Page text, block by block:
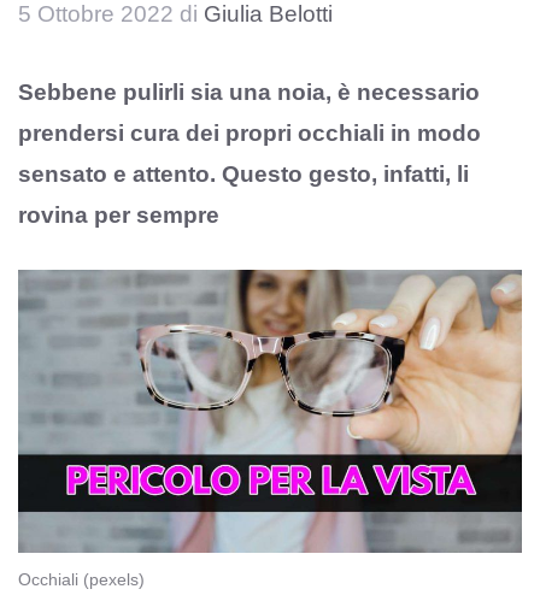
5 Ottobre 2022 di Giulia Belotti
Sebbene pulirli sia una noia, è necessario
prendersi cura dei propri occhiali in modo
sensato e attento. Questo gesto, infatti, li
rovina per sempre
Occhiali (pexels)